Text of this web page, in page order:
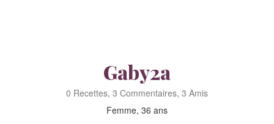
Gaby2a
0 Recettes, 3 Commentaires, 3 Amis
Femme, 36 ans